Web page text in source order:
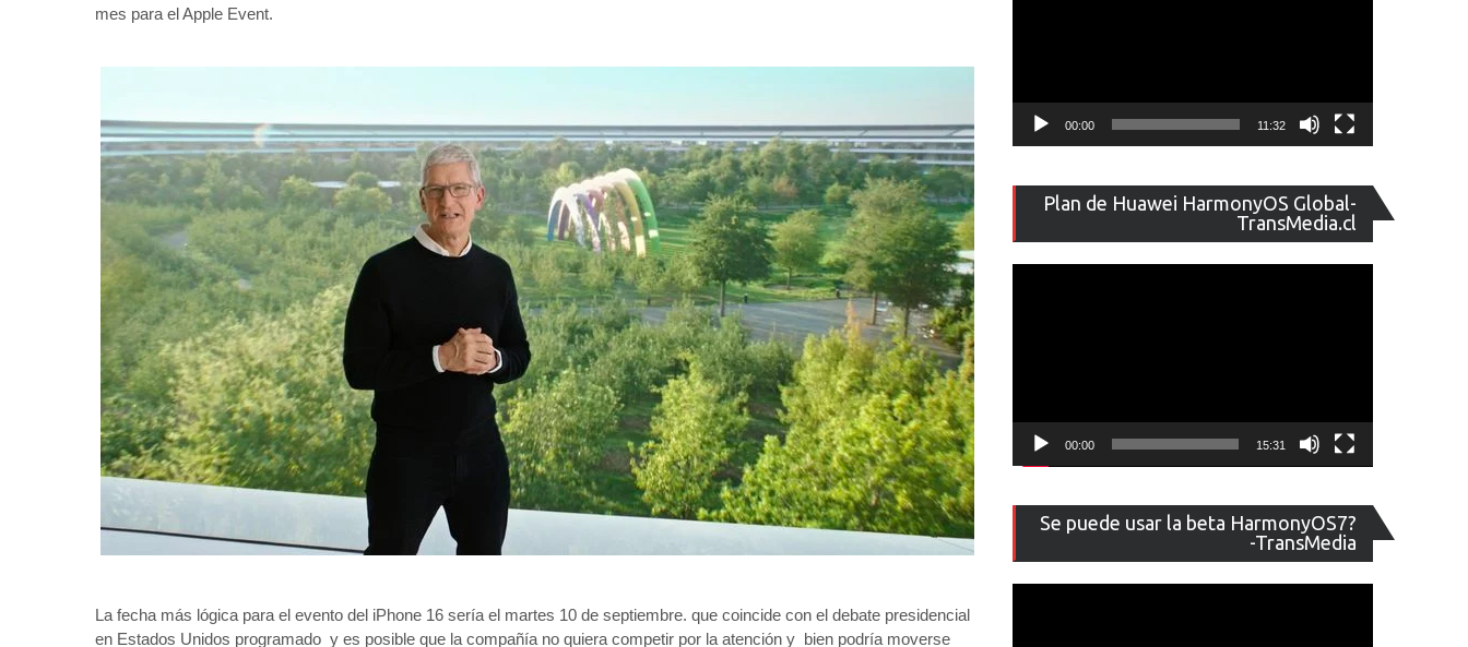
mes para el Apple Event.
La fecha más lógica para el evento del iPhone 16 sería el martes 10 de septiembre. que coincide con el debate presidencial
en Estados Unidos programado y es posible que la compañía no quiera competir por la atención y bien podría moverse
00:00 11:32
Plan de Huawei HarmonyOS Global-
TransMedia.cl
de
vídeo
00:00 15:31
Se puede usar la beta HarmonyOS7?
-TransMedia
de
vídeo